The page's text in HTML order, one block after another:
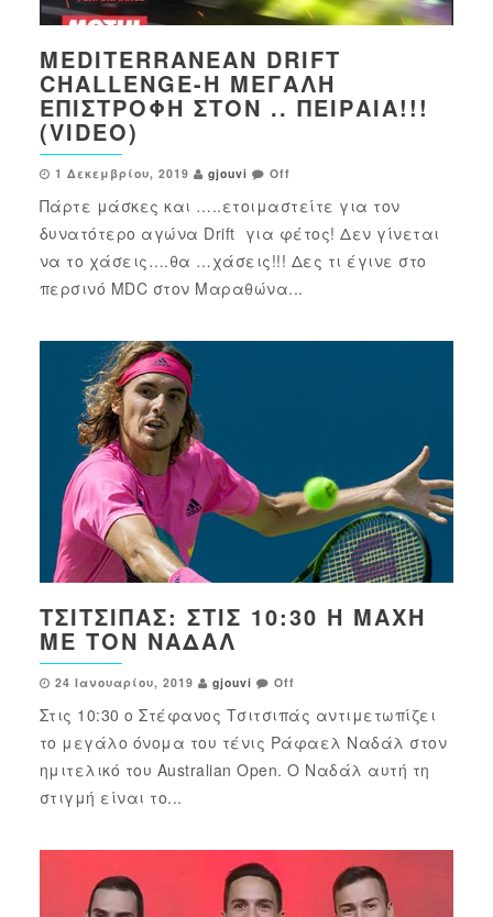
MEDITERRANEAN DRIFT
CHALLENGE-Η ΜΕΓΆΛΗ
ΕΠΙΣΤΡΟΦΉ ΣΤΟΝ .. ΠΕΙΡΑΙΆ!!!
(VIDEO)
1 Δεκεμβρίου, 2019 gjouvi Off
Πάρτε μάσκες και …..ετοιμαστείτε για τον
δυνατότερο αγώνα Drift για φέτος! Δεν γίνεται
να το χάσεις….θα …χάσεις!!! Δες τι έγινε στο
περσινό MDC στον Μαραθώνα...
ΤΣΙΤΣΙΠΆΣ: ΣΤΙΣ 10:30 Η ΜΆΧΗ
ΜΕ ΤΟΝ ΝΑΔΆΛ
24 Ιανουαρίου, 2019 gjouvi Off
Στις 10:30 ο Στέφανος Τσιτσιπάς αντιμετωπίζει
το μεγάλο όνομα του τένις Ράφαελ Ναδάλ στον
ημιτελικό του Australian Open. Ο Ναδάλ αυτή τη
στιγμή είναι το...